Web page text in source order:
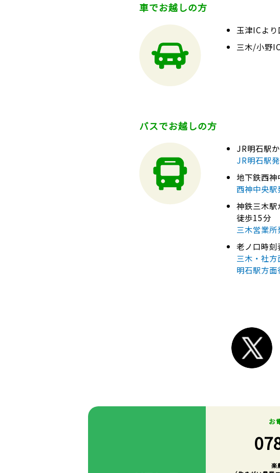
車でお越しの方
玉津ICよ
三木/小野
バスでお越しの方
JR明石駅
JR明石駅
地下鉄西
西神中央駅
神鉄三木駅
徒歩15分
三木営業所
老ノ口時刻
三木・社方
明石駅方面
お
楽